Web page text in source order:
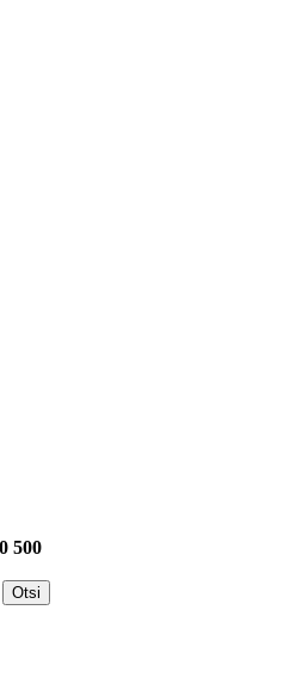
500
Otsi